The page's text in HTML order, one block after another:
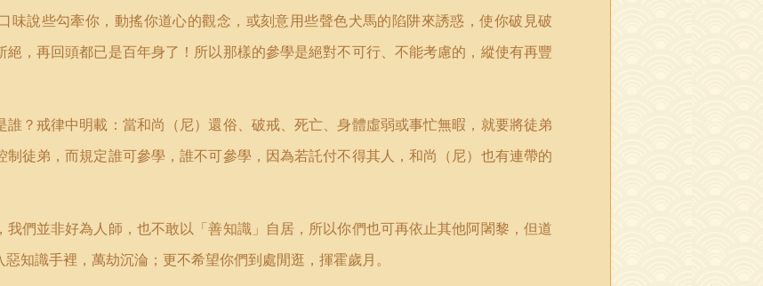
味說些勾牽你，動搖你道心的觀念，或刻意用些聲色犬馬的陷阱來誘惑，使你破見破
，再回頭都已是百年身了！所以那樣的參學是絕對不可行、不能考慮的，縱使有再豐
？戒律中明載：當和尚（尼）還俗、破戒、死亡、身體虛弱或事忙無暇，就要將徒弟
徒弟，而規定誰可參學，誰不可參學，因為若託付不得其人，和尚（尼）也有連帶的
們並非好為人師，也不敢以「善知識」自居，所以你們也可再依止其他阿闍黎，但道
知識手裡，萬劫沉淪；更不希望你們到處閒逛，揮霍歲月。